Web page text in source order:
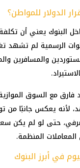
الدولار للمواطن؟
البنوك يعني أن
الرسمية لم تشهد
والمسافرين
فارق مع السوق
لأنه يعكس جانبًا من
حتى لو لم يكن
المنظمة.
في أبرز البنوك